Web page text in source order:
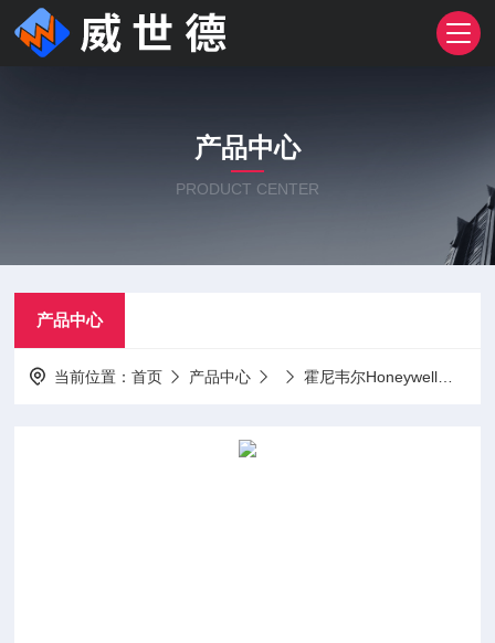
产品中心
PRODUCT CENTER
产品中心
当前位置：首页 产品中心 霍尼韦尔Honeywell